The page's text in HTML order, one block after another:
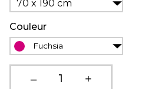
70 x 190 cm
Couleur
Fuchsia